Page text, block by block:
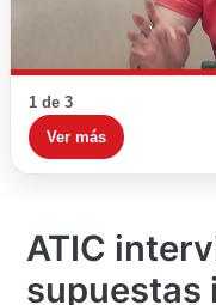
1 de 3
Ver más
ATIC
supuestas